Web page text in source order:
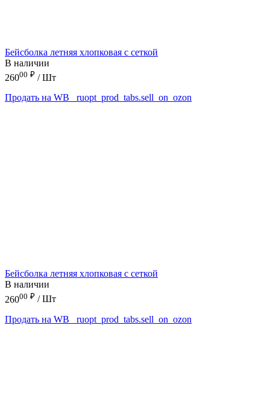
Бейсболка летняя хлопковая с сеткой
В наличии
26000 ₽ / Шт
Продать на WB
_ruopt_prod_tabs.sell_on_ozon
Бейсболка летняя хлопковая с сеткой
В наличии
26000 ₽ / Шт
Продать на WB
_ruopt_prod_tabs.sell_on_ozon